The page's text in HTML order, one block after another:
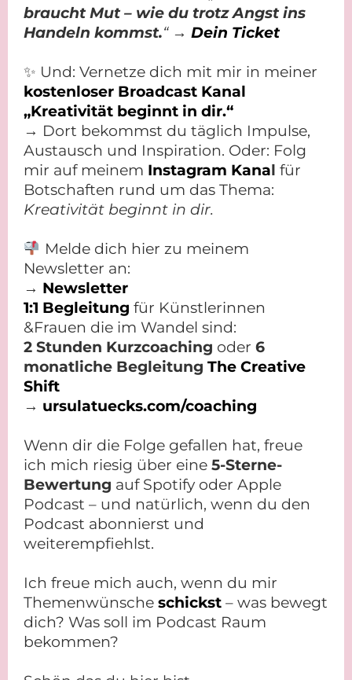
braucht Mut – wie du trotz Angst ins
Handeln kommst.“ → Dein Ticket
✨ Und: Vernetze dich mit mir in meiner
kostenloser Broadcast Kanal
„Kreativität beginnt in dir.“
→ Dort bekommst du täglich Impulse,
Austausch und Inspiration. Oder: Folg
mir auf meinem Instagram Kanal für
Botschaften rund um das Thema:
Kreativität beginnt in dir.
Melde dich hier zu meinem
Newsletter an:
→ Newsletter
1:1 Begleitung für Künstlerinnen
&Frauen die im Wandel sind:
2 Stunden Kurzcoaching oder 6
monatliche Begleitung The Creative
Shift
→ ursulatuecks.com/coaching
Wenn dir die Folge gefallen hat, freue
ich mich riesig über eine 5-Sterne-
Bewertung auf Spotify oder Apple
Podcast – und natürlich, wenn du den
Podcast abonnierst und
weiterempfiehlst.
Ich freue mich auch, wenn du mir
Themenwünsche schickst – was bewegt
dich? Was soll im Podcast Raum
bekommen?